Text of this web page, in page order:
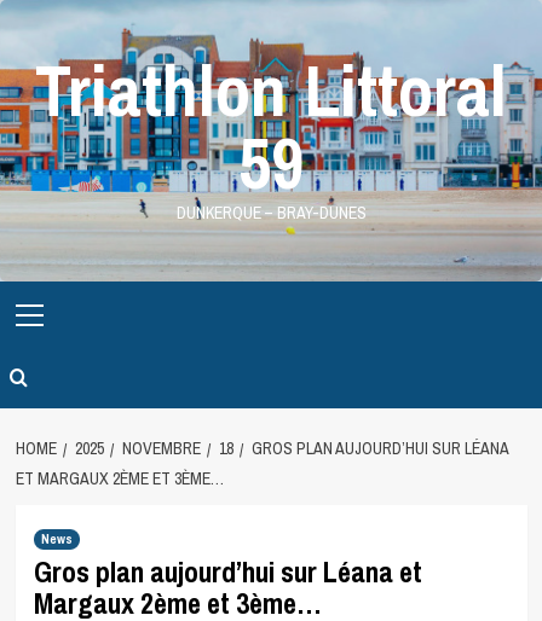
Skip
contentTriathlon Littoral
59
DUNKERQUE – BRAY-DUNES
Menu
HOME 2025 NOVEMBRE 18
GROS PLAN AUJOURD’HUI SUR LÉANA
ET MARGAUX 2ÈME ET 3ÈME…
News
Gros plan aujourd’hui sur Léana et
Margaux 2ème et 3ème…